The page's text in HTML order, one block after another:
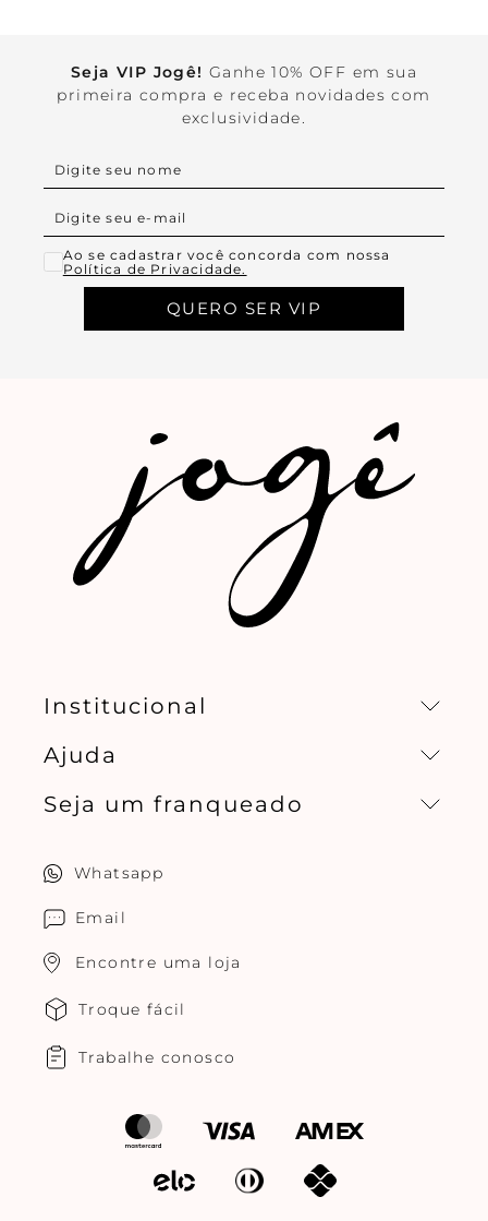
Seja VIP Jogê! Ganhe 10% OFF em sua
primeira compra e receba novidades com
exclusividade.
Ao se cadastrar você concorda com nossa
Política de Privacidade.
QUERO SER VIP
Institucional
Missão, visão e valores
Ajuda
Central de relacionamento
Seja um franqueado
Whatsapp
Email
Encontre uma loja
Troque fácil
Trabalhe conosco